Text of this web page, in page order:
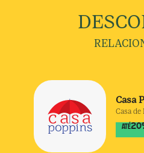
Casa
Casa de
ATÉ20